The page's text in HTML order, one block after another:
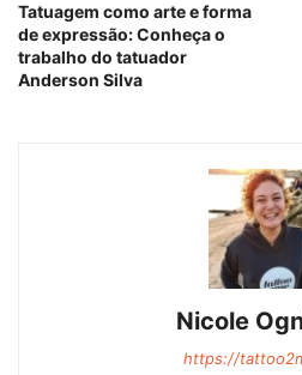
Tatuagem como arte e forma
de expressão: Conheça o
trabalho do tatuador
Anderson Silva
Nicole
https://